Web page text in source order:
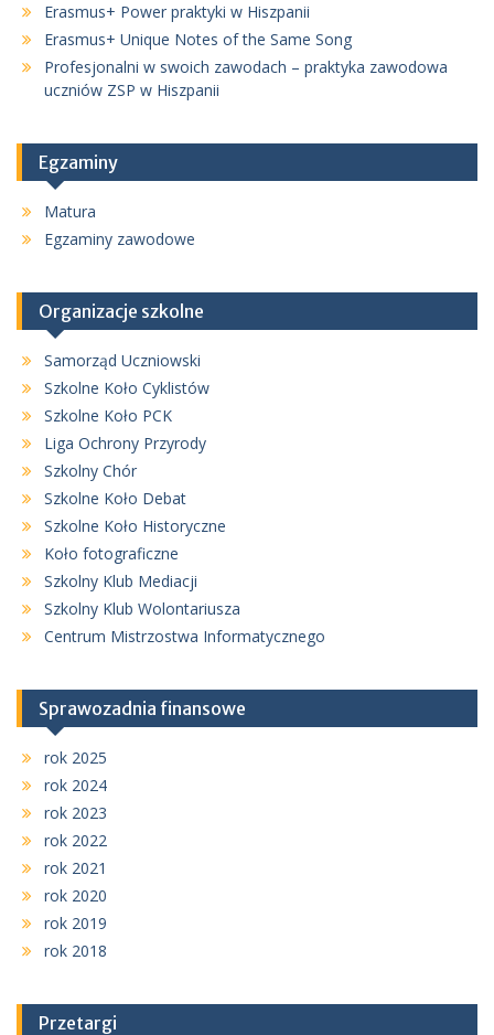
Erasmus+ Power praktyki w Hiszpanii
Erasmus+ Unique Notes of the Same Song
Profesjonalni w swoich zawodach – praktyka zawodowa
uczniów ZSP w Hiszpanii
Egzaminy
Matura
Egzaminy zawodowe
Organizacje szkolne
Samorząd Uczniowski
Szkolne Koło Cyklistów
Szkolne Koło PCK
Liga Ochrony Przyrody
Szkolny Chór
Szkolne Koło Debat
Szkolne Koło Historyczne
Koło fotograficzne
Szkolny Klub Mediacji
Szkolny Klub Wolontariusza
Centrum Mistrzostwa Informatycznego
Sprawozadnia finansowe
rok 2025
rok 2024
rok 2023
rok 2022
rok 2021
rok 2020
rok 2019
rok 2018
Przetargi